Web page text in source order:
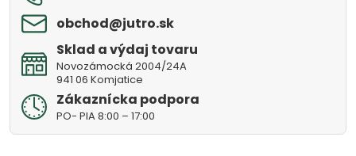
obchod​@jutro​.sk
Sklad a výdaj tovaru
Novozámocká 2004/24A
941 06 Komjatice
Zákaznícka podpora
PO- PIA 8:00 – 17:00